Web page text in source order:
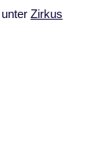
Zirkus